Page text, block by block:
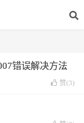
错误解决方法
赞(3)